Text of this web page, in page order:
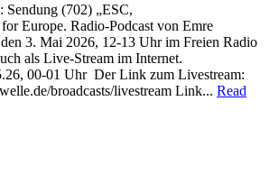
(702) „ESC,
Europe. Radio-Podcast von Emre
3. Mai 2026, 12-13 Uhr im Freien Radio
als Live-Stream im Internet.
00-01 Uhr Der Link zum Livestream:
broadcasts/livestream Link... Read